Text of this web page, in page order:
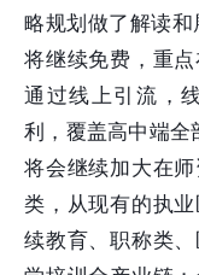
略规划做了解读
将继续免费，重
通过线上引流，
利，覆盖高中端全
将会继续加大在
类，从现有的执
续教育、职称类